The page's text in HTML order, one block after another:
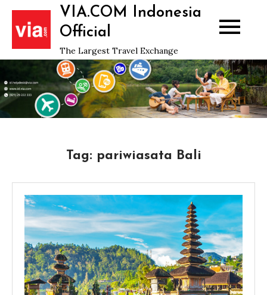
Skip
content
VIA.COM Indonesia
Official
The Largest Travel Exchange
Tag: pariwiasata Bali